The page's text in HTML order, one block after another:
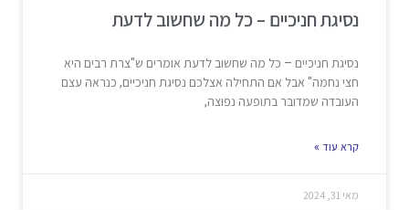
נסיגת חניכיים – כל מה שחשוב לדעת
נסיגת חניכיים – כל מה שחשוב לדעת אומרים ש"צרת רבים היא
חצי נחמה" אבל אם התחילה אצלכם נסיגת חניכיים, כנראה עצם
העובדה שמדובר בתופעה נפוצה,
קרא עוד »
מאי 31, 2024